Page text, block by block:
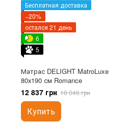
Бесплатная доставка
−20%
остался 21 день
6
5
Матрас DELIGHT MatroLuxe
80х190 см Romance
12 837 грн 16 046 грн
Купить